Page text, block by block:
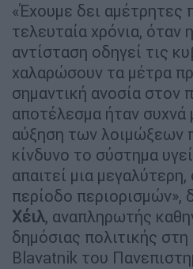
«Έχουμε δει αμέτρητες
τελευταία χρόνια, όταν
αντίσταση οδηγεί τις
χαλαρώσουν τα μέτρα
σημαντική ανοσία στον
αποτέλεσμα ήταν συχνά
αύξηση των λοιμώξεων
κίνδυνο το σύστημα
απαιτεί μια
περίοδο περιορισμών»,
Χέιλ, αναπληρωτής
δημόσιας πολιτικής
Blavatnik του